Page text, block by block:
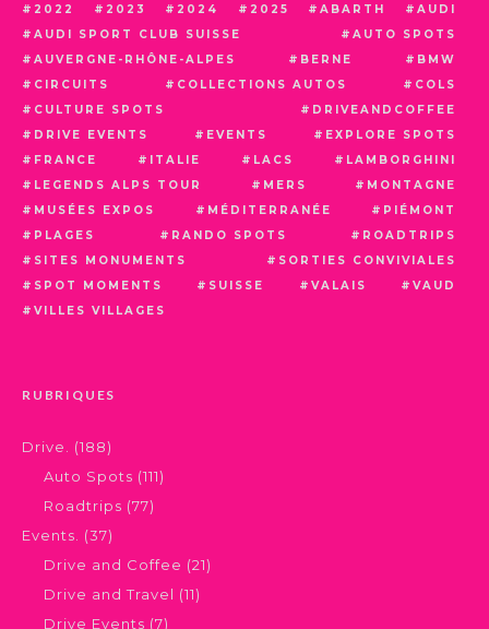
2022
2023 2024 2025 ABARTH
AUDI
AUDI SPORT CLUB SUISSE
AUTO SPOTS
AUVERGNE-RHÔNE-ALPES
BERNE
BMW
CIRCUITS
COLLECTIONS AUTOS
COLS
CULTURE SPOTS
DRIVEANDCOFFEE
DRIVE EVENTS
EVENTS
EXPLORE SPOTS
FRANCE
ITALIE LACS
LAMBORGHINI
LEGENDS ALPS TOUR
MERS
MONTAGNE
MUSÉES EXPOS
MÉDITERRANÉE
PIÉMONT
PLAGES
RANDO SPOTS
ROADTRIPS
SITES MONUMENTS
SORTIES CONVIVIALES
SPOT MOMENTS
SUISSE VALAIS
VAUD
VILLES VILLAGES
RUBRIQUES
Drive. (188)
Auto Spots (111)
Roadtrips (77)
Events. (37)
Drive and Coffee (21)
Drive and Travel (11)
Drive Events (7)